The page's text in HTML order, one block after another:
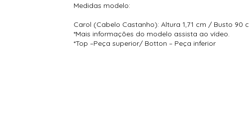
Medidas modelo:
Carol (Cabelo Castanho): Altura 1,71 cm / Busto
*Mais informações do modelo assista ao vídeo.
*Top –Peça superior/ Botton – Peça inferior